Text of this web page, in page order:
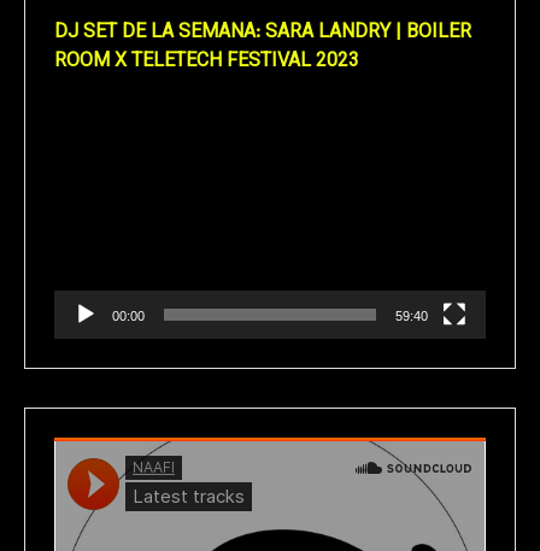
DJ SET DE LA SEMANA: SARA LANDRY | BOILER
ROOM X TELETECH FESTIVAL 2023
00:00 59:40